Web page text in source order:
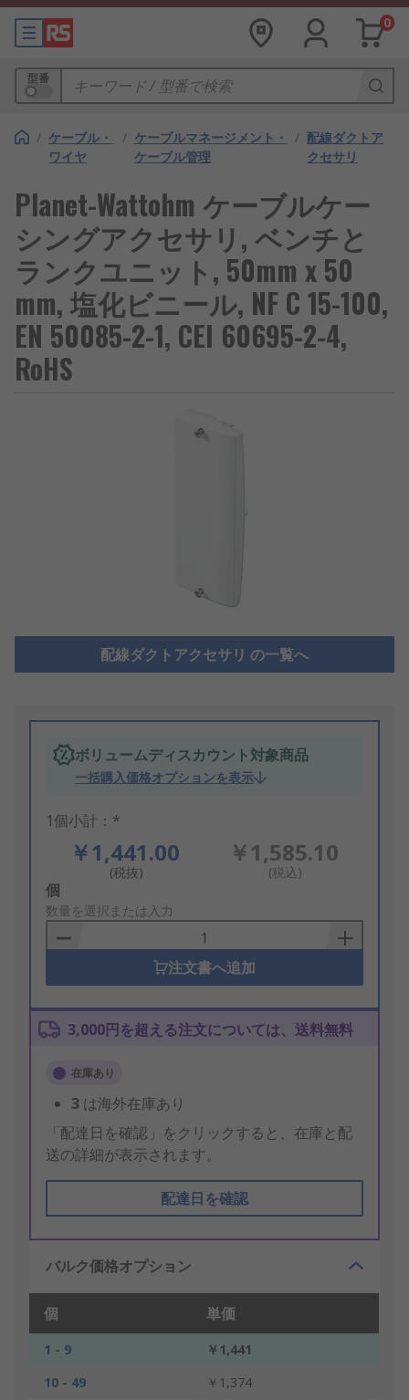
0
型番
/ ケーブル・
ワイヤ
/ ケーブルマネージメント・
ケーブル管理
/ 配線ダクトア
クセサリ
Planet-Wattohm ケーブルケー
シングアクセサリ, ベンチと
ランクユニット, 50mm x 50
mm, 塩化ビニール, NF C 15-100,
EN 50085-2-1, CEI 60695-2-4,
RoHS
配線ダクトアクセサリ の一覧へ
ボリュームディスカウント対象商品
一括購入価格オプションを表示
1個小計：*
￥1,441.00
(税抜)
￥1,585.10
(税込)
Add
to
Basket
個
数量を選択または入力
注文書へ追加
3,000円を超える注文については、送料無料
在庫あり
3 は海外在庫あり
「配達日を確認」をクリックすると、在庫と配
送の詳細が表示されます。
配達日を確認
バルク価格オプション
個 単価
1 - 9
￥1,441
10 - 49
￥1,374